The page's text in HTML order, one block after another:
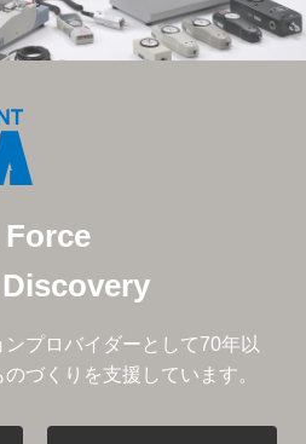
プロバイダーとして70年以
づくりを支援しています。